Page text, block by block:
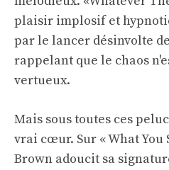
plaisir implosif et
par le lancer désinvolte
rappelant que le chaos
vertueux.
Mais sous toutes ces
vrai cœur. Sur « What You
Brown adoucit sa